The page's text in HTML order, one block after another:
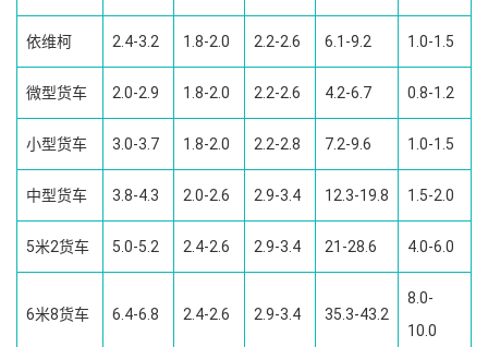
依维柯 2.4-3.2 1.8-2.0 2.2-2.6 6.1-9.2 1.0-1.5
微型货车 2.0-2.9 1.8-2.0 2.2-2.6 4.2-6.7 0.8-1.2
小型货车 3.0-3.7 1.8-2.0 2.2-2.8 7.2-9.6 1.0-1.5
中型货车 3.8-4.3 2.0-2.6 2.9-3.4 12.3-19.8 1.5-2.0
5米2货车 5.0-5.2 2.4-2.6 2.9-3.4 21-28.6 4.0-6.0
6米8货车 6.4-6.8 2.4-2.6 2.9-3.4 35.3-43.2
8.0-
10.0